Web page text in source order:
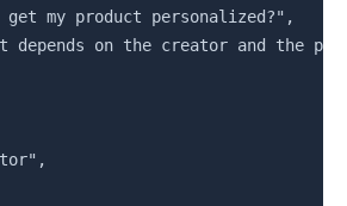
my product personalized?",
depends on the creator and the